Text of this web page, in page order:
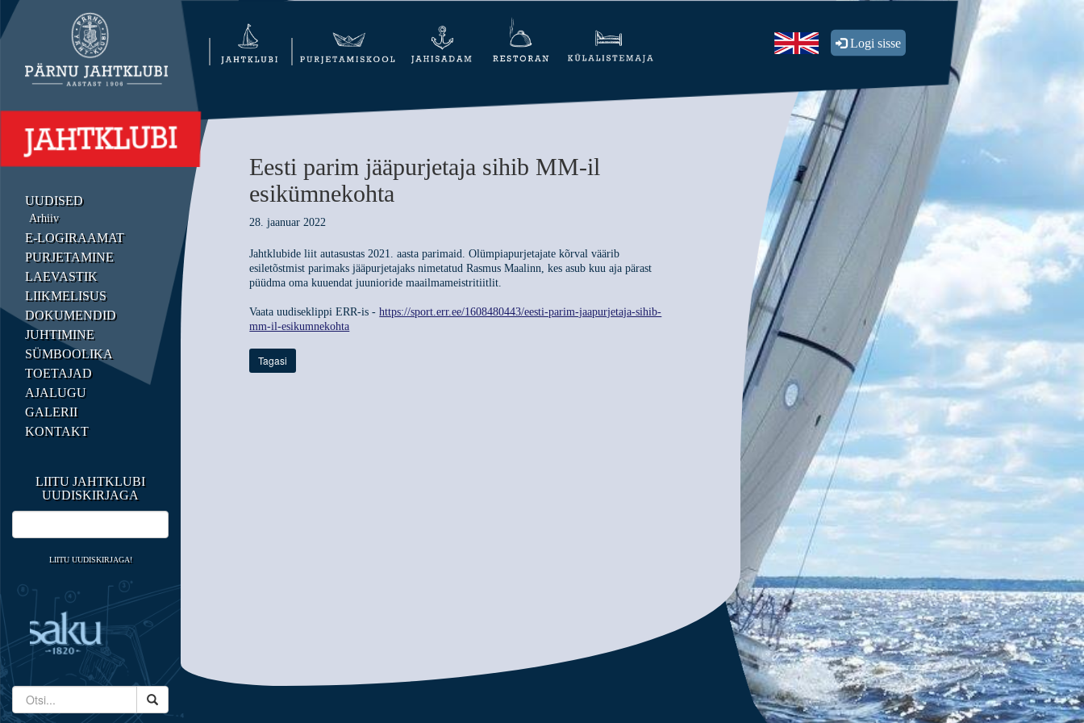
UUDISED
Arhiiv
E-LOGIRAAMAT
PURJETAMINE
LAEVASTIK
LIIKMELISUS
DOKUMENDID
JUHTIMINE
SÜMBOOLIKA
TOETAJAD
AJALUGU
GALERII
KONTAKT
LIITU JAHTKLUBI
UUDISKIRJAGA
LIITU UUDISKIRJAGA!
Logi sisse
Eesti parim jääpurjetaja sihib MM-il
esikümnekohta
28. jaanuar 2022
Jahtklubide liit autasustas 2021. aasta parimaid. Olümpiapurjetajate kõrval väärib
esiletõstmist parimaks jääpurjetajaks nimetatud Rasmus Maalinn, kes asub kuu aja pärast
püüdma oma kuuendat juunioride maailmameistritiitlit.
Vaata uudiseklippi ERR-is -https://sport.err.ee/1608480443/eesti-parim-jaapurjetaja-sihib-
mm-il-esikumnekohta
Tagasi